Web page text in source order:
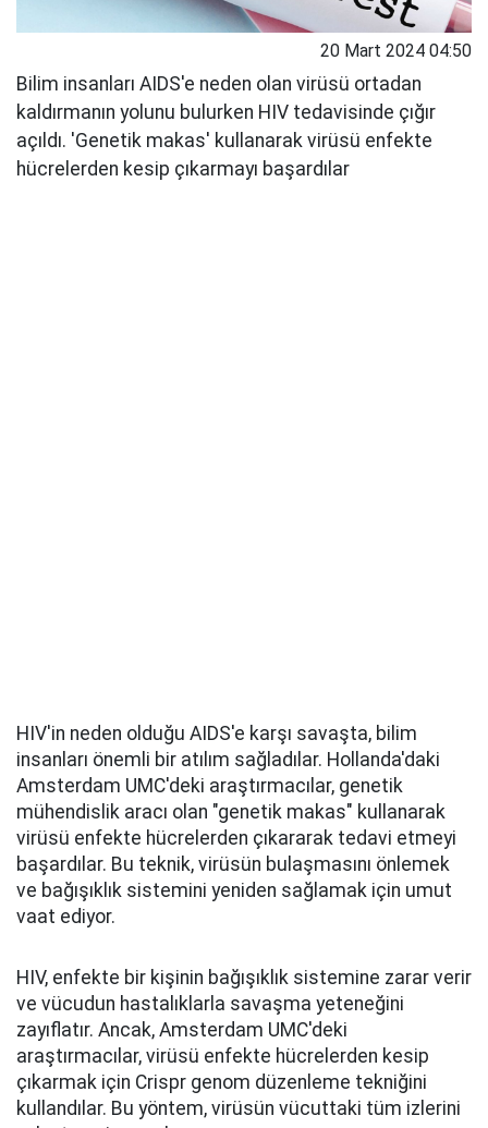
20 Mart 2024 04:50
Bilim insanları AIDS'e neden olan virüsü ortadan
kaldırmanın yolunu bulurken HIV tedavisinde çığır
açıldı. 'Genetik makas' kullanarak virüsü enfekte
hücrelerden kesip çıkarmayı başardılar
HIV'in neden olduğu AIDS'e karşı savaşta, bilim
insanları önemli bir atılım sağladılar. Hollanda'daki
Amsterdam UMC'deki araştırmacılar, genetik
mühendislik aracı olan "genetik makas" kullanarak
virüsü enfekte hücrelerden çıkararak tedavi etmeyi
başardılar. Bu teknik, virüsün bulaşmasını önlemek
ve bağışıklık sistemini yeniden sağlamak için umut
vaat ediyor.
HIV, enfekte bir kişinin bağışıklık sistemine zarar verir
ve vücudun hastalıklarla savaşma yeteneğini
zayıflatır. Ancak, Amsterdam UMC'deki
araştırmacılar, virüsü enfekte hücrelerden kesip
çıkarmak için Crispr genom düzenleme tekniğini
kullandılar. Bu yöntem, virüsün vücuttaki tüm izlerini